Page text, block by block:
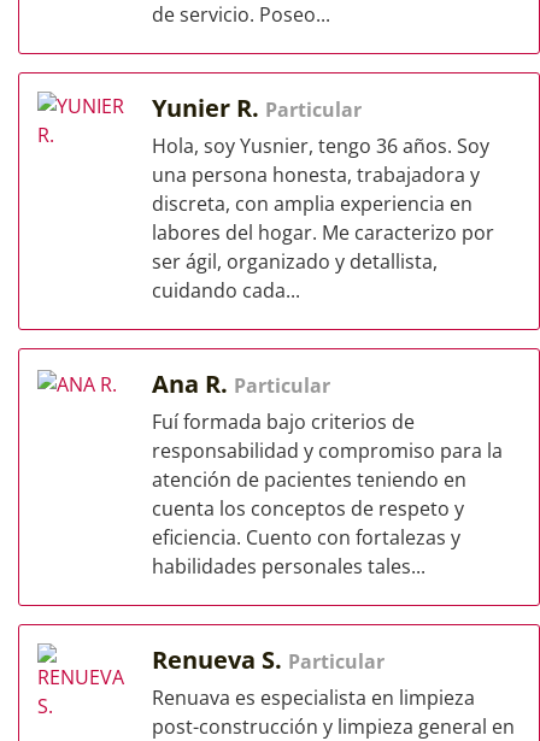
de servicio. Poseo...
Yunier R. Particular
Hola, soy Yusnier, tengo 36 años. Soy
una persona honesta, trabajadora y
discreta, con amplia experiencia en
labores del hogar. Me caracterizo por
ser ágil, organizado y detallista,
cuidando cada...
Ana R. Particular
Fuí formada bajo criterios de
responsabilidad y compromiso para la
atención de pacientes teniendo en
cuenta los conceptos de respeto y
eficiencia. Cuento con fortalezas y
habilidades personales tales...
Renueva S. Particular
Renuava es especialista en limpieza
post-construcción y limpieza general en